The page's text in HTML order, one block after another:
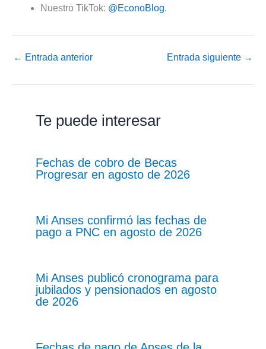
Nuestro TikTok: @EconoBlog.
← Entrada anterior Entrada siguiente →
Te puede interesar
Fechas de cobro de Becas
Progresar en agosto de 2026
Mi Anses confirmó las fechas de
pago a PNC en agosto de 2026
Mi Anses publicó cronograma para
jubilados y pensionados en agosto
de 2026